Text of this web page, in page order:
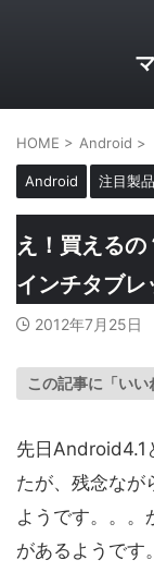
HOME > Android >
Android 注目製品
え！買える
インチタブレ
2012年7月25日
この記事に「いい
先日Android4.1
たが、残念なが
ようです。。
があるようです